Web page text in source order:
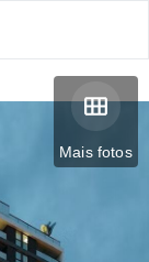
Mais fotos